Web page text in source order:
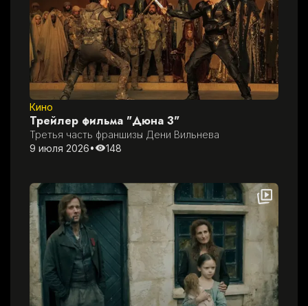
Кино
Трейлер фильма "Дюна 3"
Третья часть франшизы Дени Вильнева
9 июля 2026• 148